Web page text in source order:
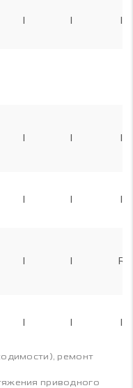
I I I
I I I
I I I
I I R
I I I
ремонт
приводного